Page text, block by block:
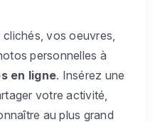
vos oeuvres,
personnelles à
en ligne. Insérez une
votre activité,
au plus grand